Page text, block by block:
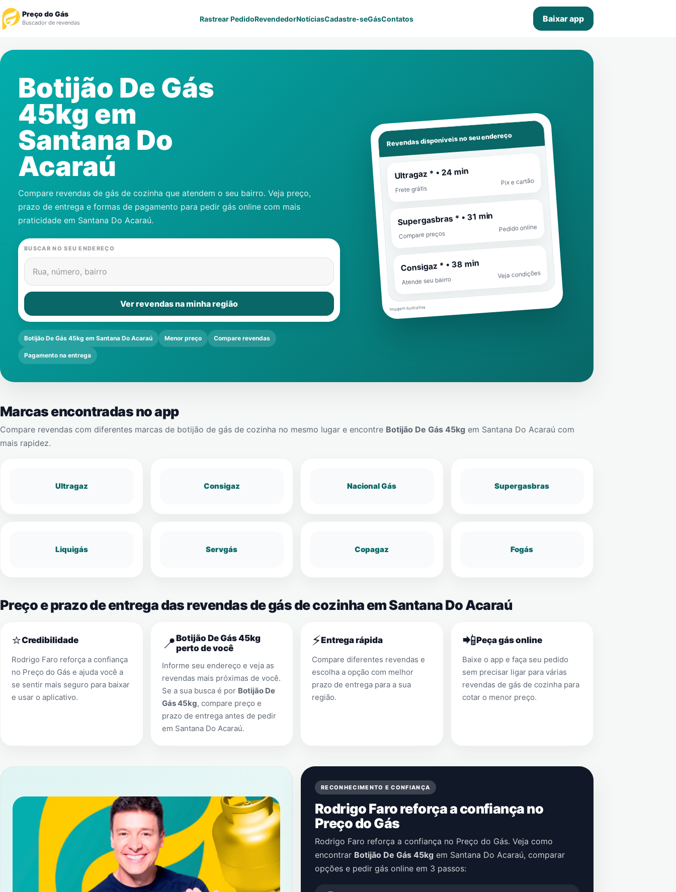
Preço do Gás
Buscador de revendas Rastrear PedidoRevendedorNotíciasCadastre-seGásContatos Baixar app
Revendedor
Notícias
Cadastre-se
Gás
Botijão De Gás
45kg em
Santana Do
Acaraú
Compare revendas de gás de cozinha que atendem o seu bairro. Veja preço,
prazo de entrega e formas de pagamento para pedir gás online com mais
praticidade em Santana Do Acaraú.
BUSCAR NO SEU ENDEREÇO
Rua, número, bairro
Ver revendas na minha região
Botijão De Gás 45kg em Santana Do Acaraú Menor preço Compare revendas
Pagamento na entrega
Revendas disponíveis no seu endereço
Ultragaz * • 24 min
Frete grátis
Pix e cartão
Supergasbras * • 31 min
Compare preços
Pedido online
Consigaz * • 38 min
Atende seu bairro
Veja condições
Imagem ilustrativa
Marcas encontradas no app
Compare revendas com diferentes marcas de botijão de gás de cozinha no mesmo lugar e encontre Botijão De Gás 45kg em Santana Do Acaraú com
mais rapidez.
Ultragaz Consigaz Nacional Gás Supergasbras
Liquigás Servgás Copagaz Fogás
Preço e prazo de entrega das revendas de gás de cozinha em Santana Do Acaraú
⭐Credibilidade
Rodrigo Faro reforça a confiança
no Preço do Gás e ajuda você a
se sentir mais seguro para baixar
e usar o aplicativo.
📍Botijão De Gás 45kg
perto de você
Informe seu endereço e veja as
revendas mais próximas de você.
Se a sua busca é por Botijão De
Gás 45kg, compare preço e
prazo de entrega antes de pedir
em Santana Do Acaraú.
⚡Entrega rápida
Compare diferentes revendas e
escolha a opção com melhor
prazo de entrega para a sua
região.
📲Peça gás online
Baixe o app e faça seu pedido
sem precisar ligar para várias
revendas de gás de cozinha para
cotar o menor preço.
RECONHECIMENTO E CONFIANÇA
Rodrigo Faro reforça a confiança no
Preço do Gás
Rodrigo Faro reforça a confiança no Preço do Gás. Veja como
encontrar Botijão De Gás 45kg em Santana Do Acaraú, comparar
opções e pedir gás online em 3 passos: